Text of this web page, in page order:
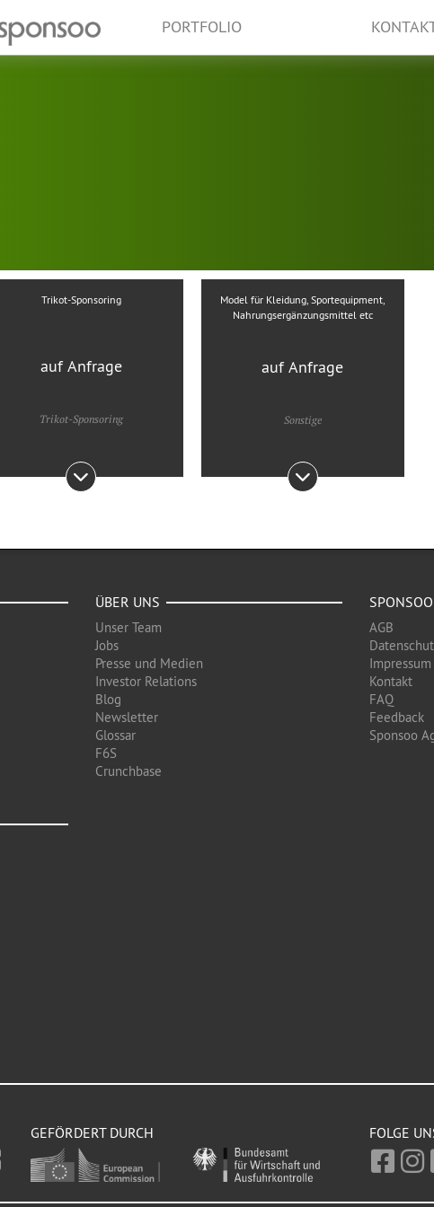
PORTFOLIO
Trikot-Sponsoring
auf Anfrage
Trikot-Sponsoring
Model für Kleidung, Sportequipment,
Nahrungsergänzungsmittel etc
auf Anfrage
Sonstige
ÜBER UNS
Unser Team
Jobs
Presse und Medien
Investor Relations
Blog
Newsletter
Glossar
F6S
Crunchbase
AGB
Impressum
Kontakt
FAQ
Feedback
Sponsoo
GEFÖRDERT DURCH FOLGE